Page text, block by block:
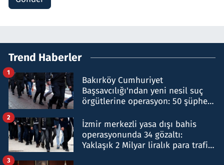
Trend Haberler
Bakırköy Cumhuriyet
Başsavcılığı'ndan yeni nesil suç
örgütlerine operasyon: 50 şüpheli
1
İzmir merkezli yasa dışı bahis
operasyonunda 34 gözaltı:
Yaklaşık 2 Milyar liralık para trafiği
2
3